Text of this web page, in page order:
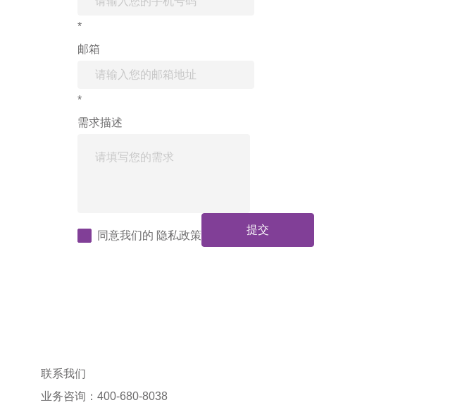
*
邮箱
*
需求描述
同意我们的 隐私政策 提交
联系我们
业务咨询：400-680-8038